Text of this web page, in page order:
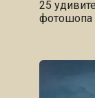
25
фотошопа